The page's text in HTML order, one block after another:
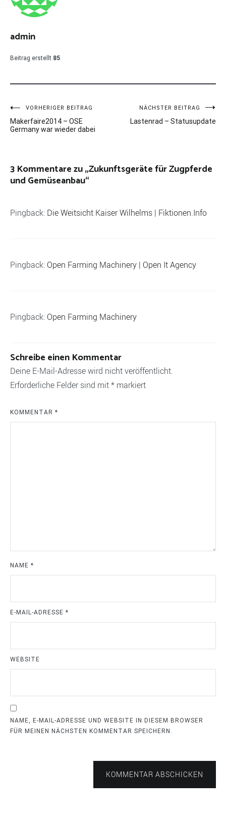
admin
Beitrag erstellt 85
Beitragsnavigation
VORHERIGER BEITRAG
Makerfaire2014 – OSE
Germany war wieder dabei
NÄCHSTER BEITRAG
Lastenrad – Statusupdate
3 Kommentare zu „Zukunftsgeräte für Zugpferde
und Gemüseanbau“
Pingback: Die Weitsicht Kaiser Wilhelms | Fiktionen.Info
Pingback: Open Farming Machinery | Open It Agency
Pingback: Open Farming Machinery
Schreibe einen Kommentar
Deine E-Mail-Adresse wird nicht veröffentlicht.
Erforderliche Felder sind mit* markiert
KOMMENTAR *
NAME *
E-MAIL-ADRESSE *
WEBSITE
NAME, E-MAIL-ADRESSE UND WEBSITE IN DIESEM BROWSER
FÜR MEINEN NÄCHSTEN KOMMENTAR SPEICHERN.
KOMMENTAR ABSCHICKEN